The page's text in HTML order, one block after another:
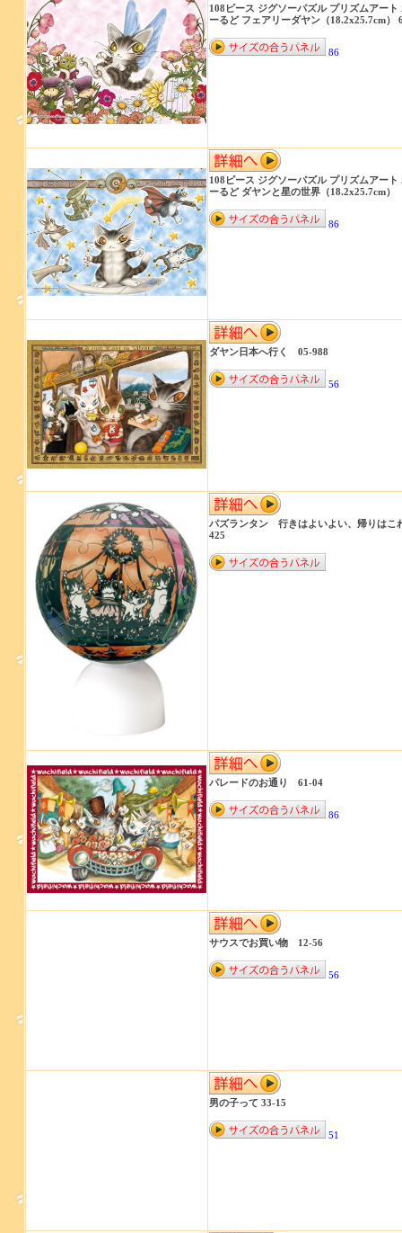
108ピース ジグソーパズル プリズムアート
ーるど フェアリーダヤン（18.2x25.7cm）
86
108ピース ジグソーパズル プリズムアート
ーるど ダヤンと星の世界（18.2x25.7cm
86
ダヤン日本へ行く 05-988
56
パズランタン 行きはよいよい、帰りはこ
425
パレードのお通り 61-04
86
サウスでお買い物 12-56
56
男の子って 33-15
51